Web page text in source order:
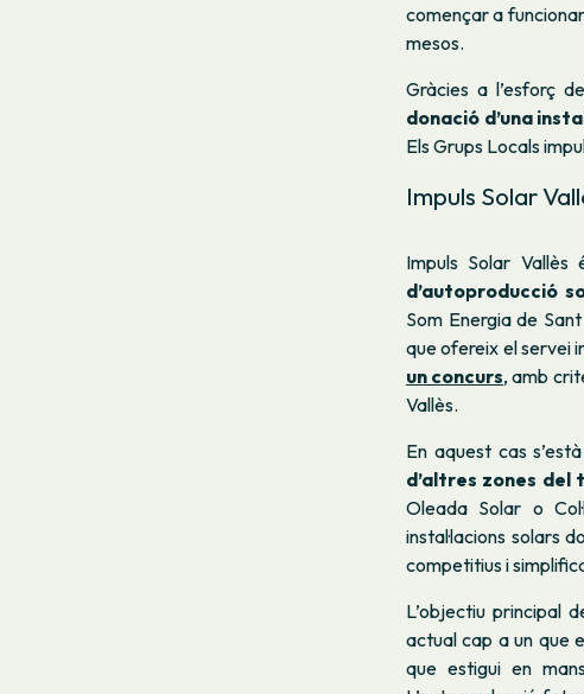
començar a
mesos.
Gràcies a l’esforç
donació d’una
Els Grups Locals
Impuls Solar
Impuls Solar Vallès
d’autoproducció
Som Energia de
que ofereix el servei
un concurs, amb
Vallès.
En aquest cas
d’altres zones
Oleada Solar o
instal·lacions solars
competitius i
L’objectiu principal
actual cap a un que
que estigui en